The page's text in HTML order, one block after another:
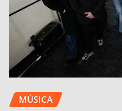
MÚSICA